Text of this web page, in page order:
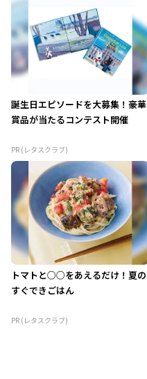
誕生日エピソードを大募集！豪華
賞品が当たるコンテスト開催
PR (レタスクラブ)
トマトと○○をあえるだけ！夏の
すぐできごはん
PR (レタスクラブ)